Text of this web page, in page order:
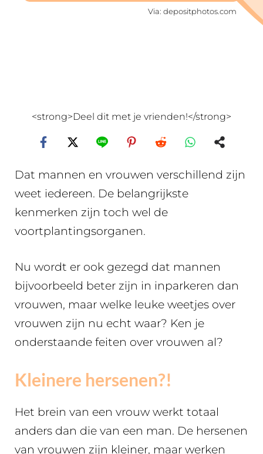
Via: depositphotos.com
<strong>Deel dit met je vrienden!</strong>
Dat mannen en vrouwen verschillend zijn
weet iedereen. De belangrijkste
kenmerken zijn toch wel de
voortplantingsorganen.
Nu wordt er ook gezegd dat mannen
bijvoorbeeld beter zijn in inparkeren dan
vrouwen, maar welke leuke weetjes over
vrouwen zijn nu echt waar? Ken je
onderstaande feiten over vrouwen al?
Kleinere hersenen?!
Het brein van een vrouw werkt totaal
anders dan die van een man. De hersenen
van vrouwen zijn kleiner, maar werken